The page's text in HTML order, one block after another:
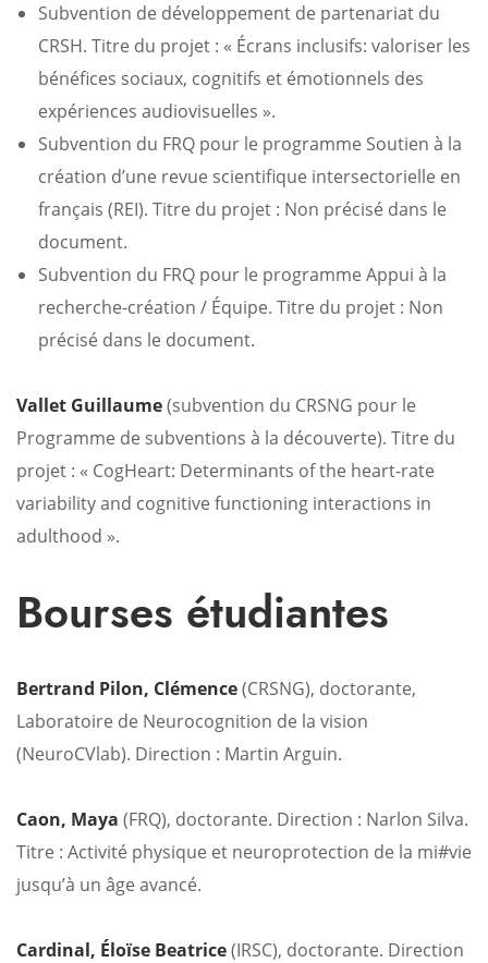
Subvention de développement de partenariat du
CRSH. Titre du projet : « Écrans inclusifs: valoriser les
bénéfices sociaux, cognitifs et émotionnels des
expériences audiovisuelles ».
Subvention du FRQ pour le programme Soutien à la
création d’une revue scientifique intersectorielle en
français (REI). Titre du projet : Non précisé dans le
document.
Subvention du FRQ pour le programme Appui à la
recherche-création / Équipe. Titre du projet : Non
précisé dans le document.
Vallet Guillaume(subvention du CRSNG pour le
Programme de subventions à la découverte). Titre du
projet : « CogHeart: Determinants of the heart-rate
variability and cognitive functioning interactions in
adulthood ».
Bourses étudiantes
Bertrand Pilon, Clémence(CRSNG), doctorante,
Laboratoire de Neurocognition de la vision
(NeuroCVlab). Direction : Martin Arguin.
Caon, Maya (FRQ), doctorante. Direction : Narlon Silva.
Titre : Activité physique et neuroprotection de la mi#vie
jusqu’à un âge avancé.
Cardinal, Éloïse Beatrice(IRSC), doctorante. Direction